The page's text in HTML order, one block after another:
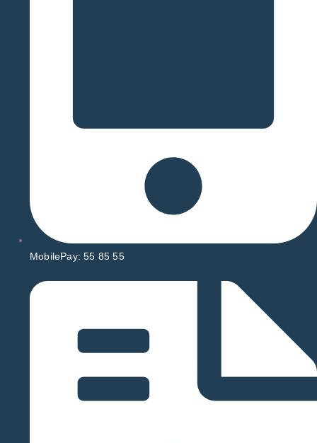
MobilePay: 55 85 55